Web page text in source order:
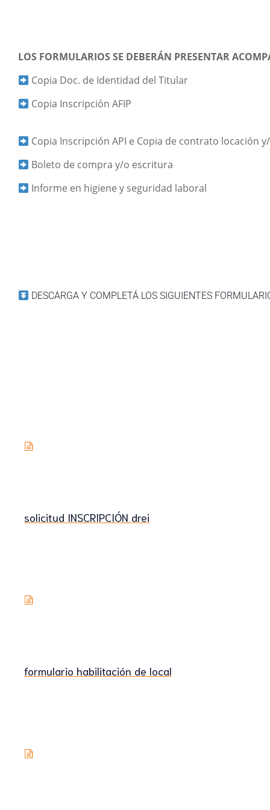
LOS FORMULARIOS SE DEBERÁN PRESENTAR
Copia Doc. de Identidad del Titular
Copia Inscripción AFIP
Copia Inscripción API e Copia de contrato locación
Boleto de compra y/o escritura
Informe en higiene y seguridad laboral
DESCARGA Y COMPLETÁ LOS SIGUIENTES
solicitud INSCRIPCIÓN drei
formulario habilitación de local